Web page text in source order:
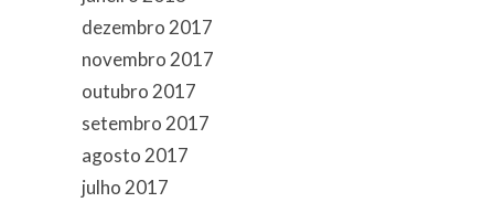
dezembro 2017
novembro 2017
outubro 2017
setembro 2017
agosto 2017
julho 2017